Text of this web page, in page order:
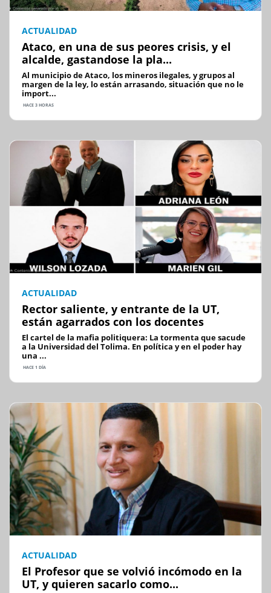
ACTUALIDAD
Ataco, en una de sus peores crisis, y el
alcalde, gastandose la pla...
Al municipio de Ataco, los mineros ilegales, y grupos al
margen de la ley, lo están arrasando, situación que no le
import...
HACE 3 HORAS
ACTUALIDAD
Rector saliente, y entrante de la UT,
están agarrados con los docentes
El cartel de la mafia politiquera: La tormenta que sacude
a la Universidad del Tolima. En política y en el poder hay
una ...
HACE 1 DÍA
ACTUALIDAD
El Profesor que se volvió incómodo en la
UT, y quieren sacarlo como...